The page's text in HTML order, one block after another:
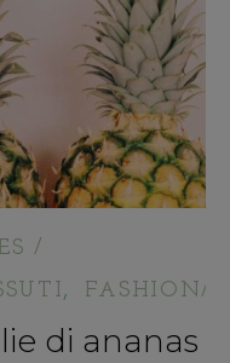
/
, FASHION/
di ananas